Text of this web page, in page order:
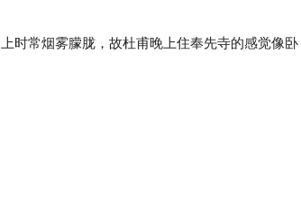
时常烟雾朦胧，故杜甫晚上住奉先寺的感觉像卧